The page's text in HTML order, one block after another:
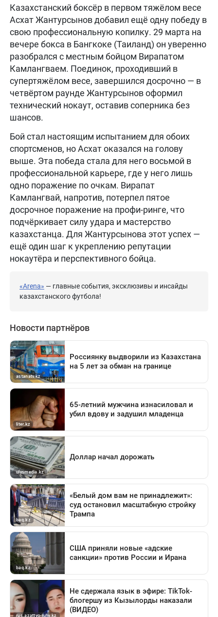
Казахстанский боксёр в первом тяжёлом весе
Асхат Жантурсынов добавил ещё одну победу в
свою профессиональную копилку. 29 марта на
вечере бокса в Бангкоке (Таиланд) он уверенно
разобрался с местным бойцом Вирапатом
Камлангваем. Поединок, проходивший в
супертяжёлом весе, завершился досрочно — в
четвёртом раунде Жантурсынов оформил
технический нокаут, оставив соперника без
шансов.
Бой стал настоящим испытанием для обоих
спортсменов, но Асхат оказался на голову
выше. Эта победа стала для него восьмой в
профессиональной карьере, где у него лишь
одно поражение по очкам. Вирапат
Камлангвай, напротив, потерпел пятое
досрочное поражение на профи-ринге, что
подчёркивает силу удара и мастерство
казахстанца. Для Жантурсынова этот успех —
ещё один шаг к укреплению репутации
нокаутёра и перспективного бойца.
«Arena» — главные события, эксклюзивы и инсайды
казахстанского футбола!